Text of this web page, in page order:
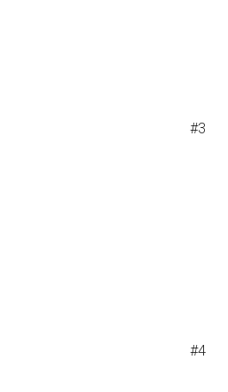
#3
#4